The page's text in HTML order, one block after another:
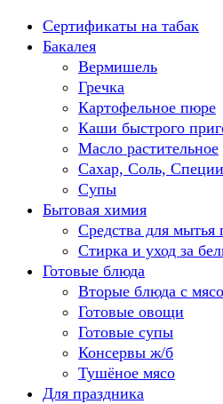
Перейти
содержанию
Сертификаты на табак
Бакалея
Вермишель
Гречка
Картофельное пюре
Каши быстрого
Масло растительное
Сахар, Соль, Специи
Супы
Бытовая химия
Средства для мытья
Стирка и уход за
Готовые блюда
Вторые блюда с
Готовые овощи
Готовые супы
Консервы ж/б
Тушёное мясо
Для праздника